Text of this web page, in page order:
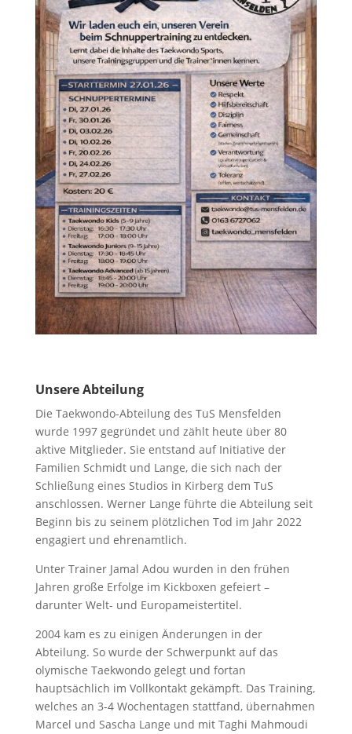
Unsere Abteilung
Die Taekwondo-Abteilung des TuS Mensfelden
wurde 1997 gegründet und zählt heute über 80
aktive Mitglieder. Sie entstand auf Initiative der
Familien Schmidt und Lange, die sich nach der
Schließung eines Studios in Kirberg dem TuS
anschlossen. Werner Lange führte die Abteilung seit
Beginn bis zu seinem plötzlichen Tod im Jahr 2022
engagiert und ehrenamtlich.
Unter Trainer Jamal Adou wurden in den frühen
Jahren große Erfolge im Kickboxen gefeiert –
darunter Welt- und Europameistertitel.
2004 kam es zu einigen Änderungen in der
Abteilung. So wurde der Schwerpunkt auf das
olymische Taekwondo gelegt und fortan
hauptsächlich im Vollkontakt gekämpft. Das Training,
welches an 3-4 Wochentagen stattfand, übernahmen
Marcel und Sascha Lange und mit Taghi Mahmoudi